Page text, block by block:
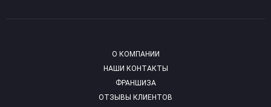
О КОМПАНИИ
НАШИ КОНТАКТЫ
ФРАНШИЗА
ОТЗЫВЫ КЛИЕНТОВ